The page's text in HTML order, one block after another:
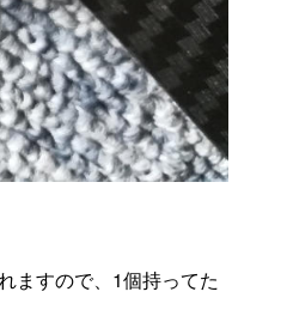
ますので、1個持ってた